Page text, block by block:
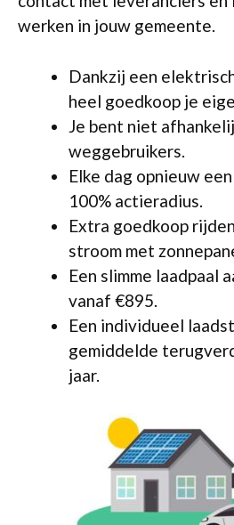
werken in jouw gemeente.
Dankzij een
heel goedkoop je
Je bent niet
weggebruikers.
Elke dag opnieuw
100% actieradius.
Extra goedkoop
stroom met
Een slimme laadpaal
vanaf €895.
Een individueel
gemiddelde
jaar.